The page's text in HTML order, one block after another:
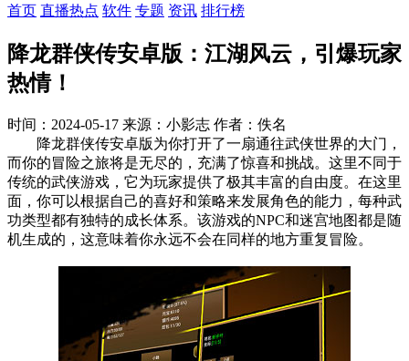
首页 直播热点 软件 专题 资讯 排行榜
降龙群侠传安卓版：江湖风云，引爆玩家
热情！
时间：2024-05-17 来源：小影志 作者：佚名
降龙群侠传安卓版为你打开了一扇通往武侠世界的大门，
而你的冒险之旅将是无尽的，充满了惊喜和挑战。这里不同于
传统的武侠游戏，它为玩家提供了极其丰富的自由度。在这里
面，你可以根据自己的喜好和策略来发展角色的能力，每种武
功类型都有独特的成长体系。该游戏的NPC和迷宫地图都是随
机生成的，这意味着你永远不会在同样的地方重复冒险。